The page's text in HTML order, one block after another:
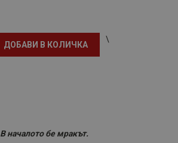
ДОБАВИ В КОЛИЧКА
\
В началото бе мракът.